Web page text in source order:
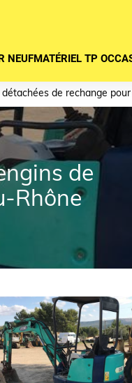
NEUFMATÉRIEL TP
de rechange
de
Rhône